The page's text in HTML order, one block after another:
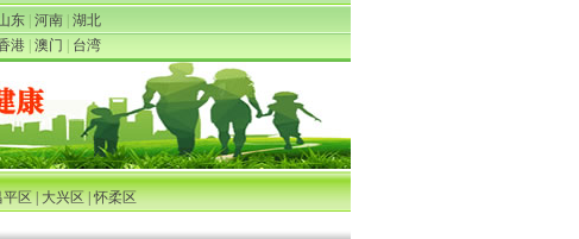
东 河南 湖北
港 澳门 台湾
平区|大兴区|怀柔区